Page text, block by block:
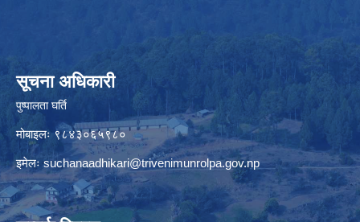
सूचना अधिकारी
पुष्पालता घर्ति
मोबाइलः ९८४३०६५९८०
इमेलःsuchanaadhikari@trivenimunrolpa.gov.np